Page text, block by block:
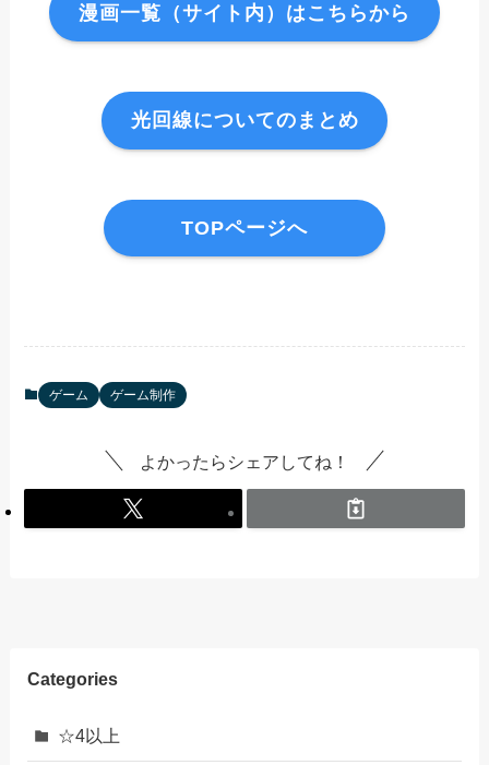
漫画一覧（サイト内）はこちらから
光回線についてのまとめ
TOPページへ
ゲーム ゲーム制作
よかったらシェアしてね！
Categories
☆4以上